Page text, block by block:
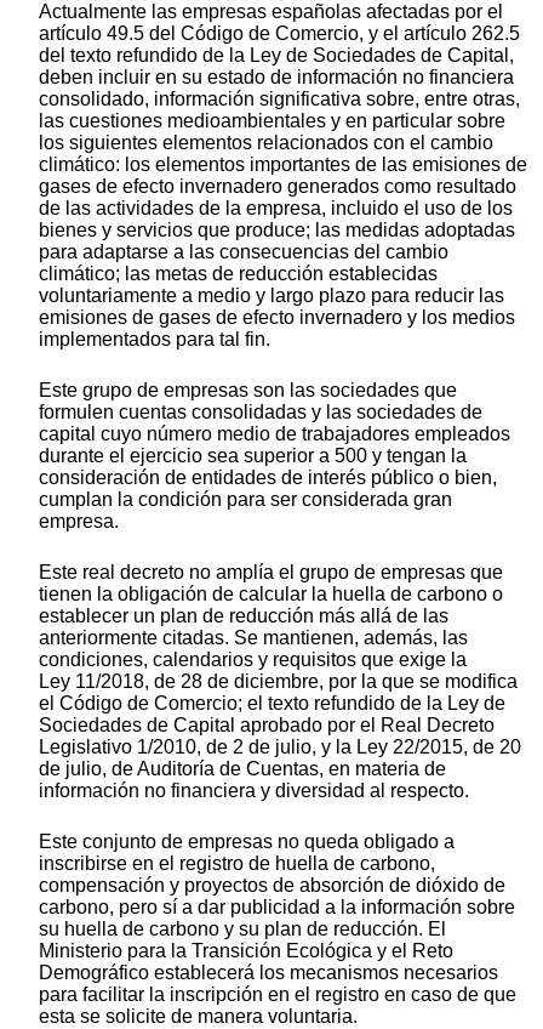
Actualmente las empresas españolas afectadas por el
artículo 49.5 del Código de Comercio, y el artículo 262.5
del texto refundido de la Ley de Sociedades de Capital,
deben incluir en su estado de información no financiera
consolidado, información significativa sobre, entre otras,
las cuestiones medioambientales y en particular sobre
los siguientes elementos relacionados con el cambio
climático: los elementos importantes de las emisiones de
gases de efecto invernadero generados como resultado
de las actividades de la empresa, incluido el uso de los
bienes y servicios que produce; las medidas adoptadas
para adaptarse a las consecuencias del cambio
climático; las metas de reducción establecidas
voluntariamente a medio y largo plazo para reducir las
emisiones de gases de efecto invernadero y los medios
implementados para tal fin.
Este grupo de empresas son las sociedades que
formulen cuentas consolidadas y las sociedades de
capital cuyo número medio de trabajadores empleados
durante el ejercicio sea superior a 500 y tengan la
consideración de entidades de interés público o bien,
cumplan la condición para ser considerada gran
empresa.
Este real decreto no amplía el grupo de empresas que
tienen la obligación de calcular la huella de carbono o
establecer un plan de reducción más allá de las
anteriormente citadas. Se mantienen, además, las
condiciones, calendarios y requisitos que exige la
Ley 11/2018, de 28 de diciembre, por la que se modifica
el Código de Comercio; el texto refundido de la Ley de
Sociedades de Capital aprobado por el Real Decreto
Legislativo 1/2010, de 2 de julio, y la Ley 22/2015, de 20
de julio, de Auditoría de Cuentas, en materia de
información no financiera y diversidad al respecto.
Este conjunto de empresas no queda obligado a
inscribirse en el registro de huella de carbono,
compensación y proyectos de absorción de dióxido de
carbono, pero sí a dar publicidad a la información sobre
su huella de carbono y su plan de reducción. El
Ministerio para la Transición Ecológica y el Reto
Demográfico establecerá los mecanismos necesarios
para facilitar la inscripción en el registro en caso de que
esta se solicite de manera voluntaria.